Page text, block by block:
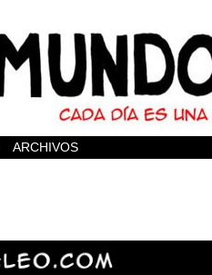
ARCHIVOS